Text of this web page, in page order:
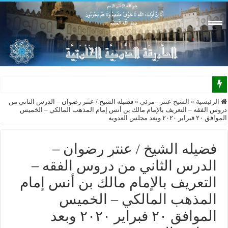
الرئيسية » الشيخ عنتر - مرئي » فضيله الشيخ / عنتر رضوان – الدرس الثاني من
دروس الفقه – التعريف بالإمام مالك بن أنس إمام المذهب المالكي – الخميس
الموافق ٢٠ فبراير ٢٠٢٠ وبعد مجلس العدويه
فضيله الشيخ / عنتر رضوان –
الدرس الثاني من دروس الفقه –
التعريف بالإمام مالك بن أنس إمام
المذهب المالكي – الخميس
الموافق ٢٠ فبراير ٢٠٢٠ وبعد